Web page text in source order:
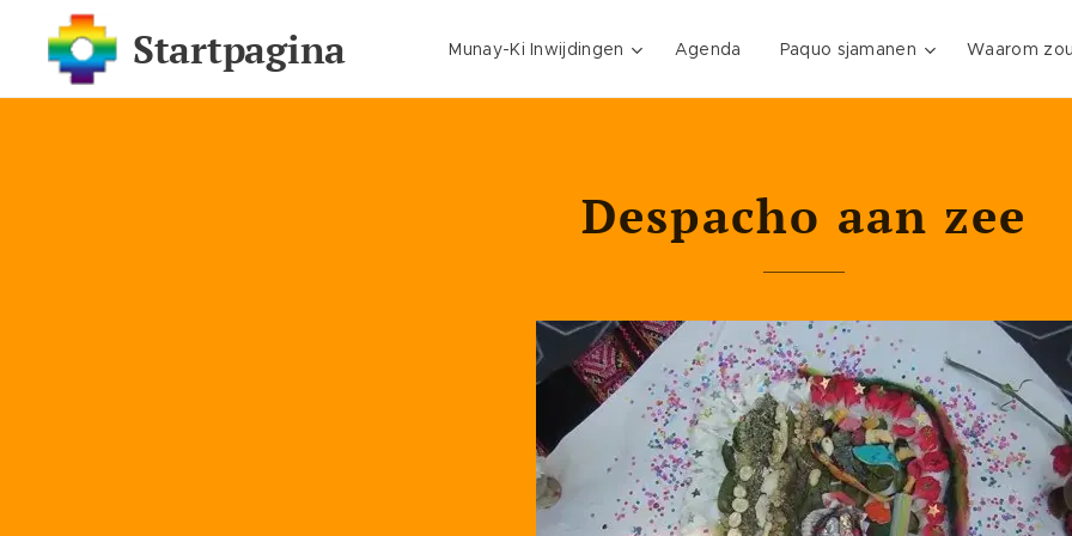
Startpagina Munay-Ki Inwijdingen Agenda Paquo sjamanen Waarom
Despacho aan zee